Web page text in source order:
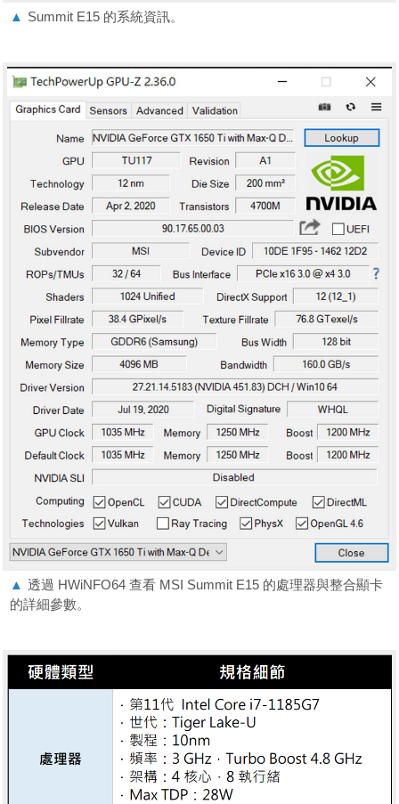
▲ Summit E15 的系統資訊。
▲ 透過 HWiNFO64 查看 MSI Summit E15 的處理器與整合顯卡
的詳細參數。